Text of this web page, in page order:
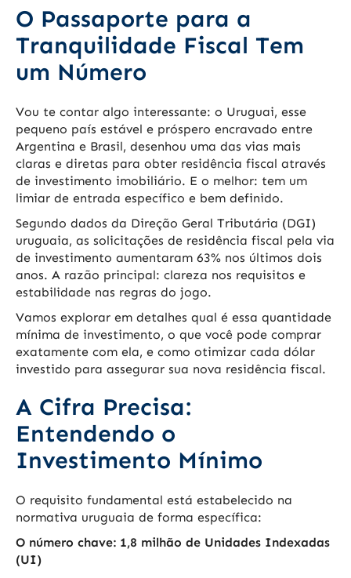
O Passaporte para a
Tranquilidade Fiscal Tem
um Número
Vou te contar algo interessante: o Uruguai, esse
pequeno país estável e próspero encravado entre
Argentina e Brasil, desenhou uma das vias mais
claras e diretas para obter residência fiscal através
de investimento imobiliário. E o melhor: tem um
limiar de entrada específico e bem definido.
Segundo dados da Direção Geral Tributária (DGI)
uruguaia, as solicitações de residência fiscal pela via
de investimento aumentaram 63% nos últimos dois
anos. A razão principal: clareza nos requisitos e
estabilidade nas regras do jogo.
Vamos explorar em detalhes qual é essa quantidade
mínima de investimento, o que você pode comprar
exatamente com ela, e como otimizar cada dólar
investido para assegurar sua nova residência fiscal.
A Cifra Precisa:
Entendendo o
Investimento Mínimo
O requisito fundamental está estabelecido na
normativa uruguaia de forma específica:
O número chave: 1,8 milhão de Unidades Indexadas
(UI)